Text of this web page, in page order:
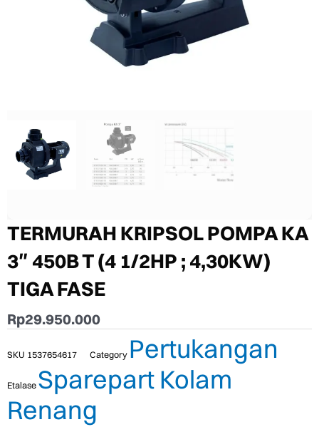
TERMURAH KRIPSOL POMPA KA
3″ 450B T (4 1/2HP ; 4,30KW)
TIGA FASE
Rp29.950.000
SKU 1537654617 Category Pertukangan
Etalase Sparepart Kolam
Renang